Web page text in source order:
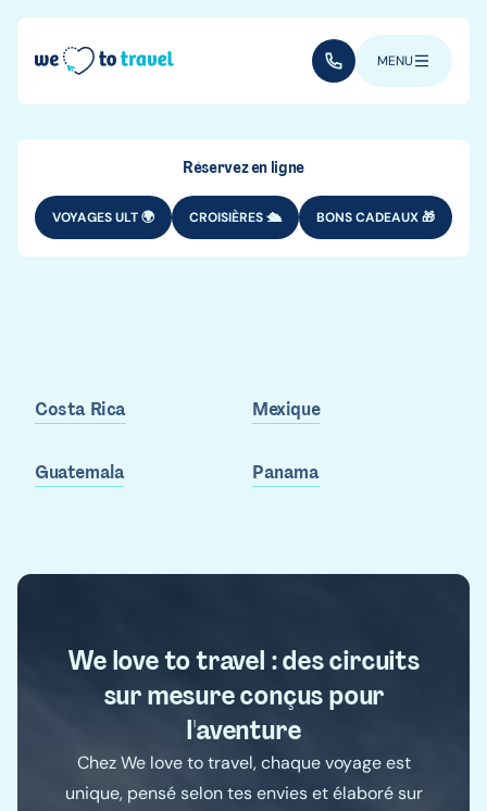
Aller au contenu principal
(+352) 28 32 6 - 334
MENU
Réservez en ligne
VOYAGES ULT 🌍 CROISIÈRES 🛳️ BONS CADEAUX 🎁
Centrale ?
Costa Rica Mexique
Guatemala Panama
We love to travel : des circuits
sur mesure conçus pour
l'aventure
Chez We love to travel, chaque voyage est
unique, pensé selon tes envies et élaboré sur